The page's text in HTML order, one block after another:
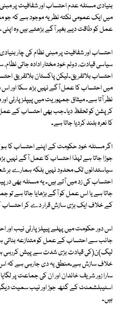
بنیادی مسئلہ عدم احتساب اور شفافیت پر
میں ایک عمومی نکتہ نظر یہ موجود ہے کہ
عمل کو طاقت دیے بغیر آگے بڑھتے ہیں وہ
احتساب اور شفافیت پر مبنی نظام کی چار
سیاسی قیادت، دوئم خود مختار ادادہ جاتی
احتساب بلاتفریق۔لیکن پاکستان بلاتفریق
میں احتساب کا عمل آگے نہیں بڑھ سکا اور اس
نظر آتا ہے۔ میثاق جمہوریت میں پیپلز
کرپشن کو تحفظ دیا۔جب بھی احتساب کے عمل
کا نعرہ بلند کردیا جاتا ہے۔
اگر مسئلہ خود حکومت کے اپنے احتساب کا
جوڑا جاتا ہے لہذا احتساب کا عمل آگے
سیاستدانوں تک محدود نہیں بلکہ ہمارے ہر
احتساب کی زد میں آتے ہیں۔ یہ مسئلہ بھی
جاتا ہے یا اس عمل کو آگے بڑھایا جاتا ہے تو
کے خلاف ایک بڑی سازش قرار دے کر احتساب
اس دور حکومت میں پہلے پیپلز پارٹی نیب
جانب سے احتساب کے عمل کو متنازعہ
لیگ)ن(کی قیادت بڑی شدت سے پیش کررہی
خلاف سازش ہے۔منطق یہ دی جارہی ہے کہ
سارا زور شریف خاندان اور ان کی جماعت پر
اسٹیبلشمنٹ کے گٹھ جوڑ اور نیب سمیت دیگر
ہیں۔